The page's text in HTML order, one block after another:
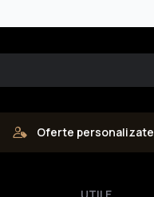
Oferte personalizate